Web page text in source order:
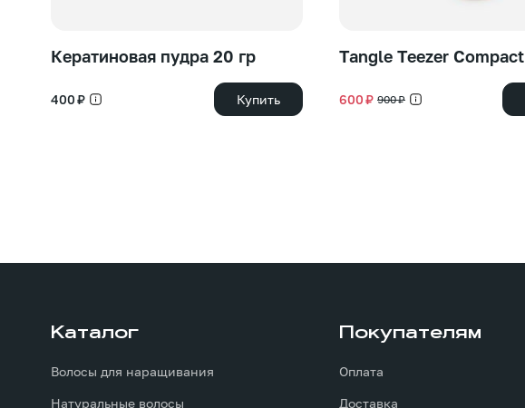
Кератиновая пудра 20 гр
400 ₽ Купить
Tangle Teezer Compact
600 ₽ 900 ₽
Каталог
Волосы для наращивания
Натуральные волосы
Покупателям
Оплата
Доставка